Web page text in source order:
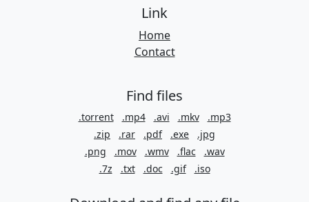
Link
Home
Contact
Find files
.torrent .mp4 .avi .mkv
.mp3
.zip
.rar .pdf .exe
.jpg
.png
.mov .wmv .flac
.wav
.7z
.txt .doc .gif .iso